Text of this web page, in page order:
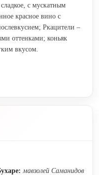
с мускатным
красное вино с
Ркацители –
оттенками; коньяк
вкусом.
мавзолей Саманидов